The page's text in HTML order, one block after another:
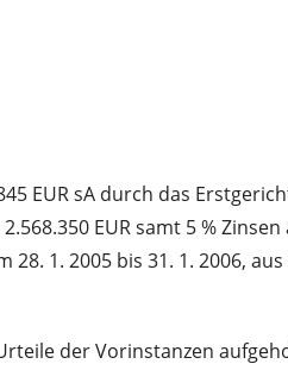
EUR sA durch das
EUR samt 5 % Zinsen
1. 2005 bis 31. 1. 2006,
der Vorinstanzen